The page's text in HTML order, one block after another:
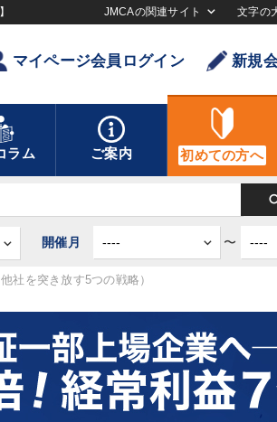
JMCAの関連サイト 文字の
マイページ会員ログイン 新規
ラム ご案内 初めての方へ
開催月 〜
社を突き放す5つの戦略）